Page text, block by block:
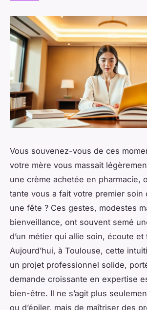
Vous souvenez-vous de ces
votre mère vous massait
une crème achetée en pharmacie,
tante vous a fait votre premier soin
une fête ? Ces gestes, modestes
bienveillance, ont souvent semé
d’un métier qui allie soin, écoute et
Aujourd’hui, à Toulouse, cette
un projet professionnel solide,
demande croissante en expertise
bien-être. Il ne s’agit plus
ou d’épiler, mais de maîtriser des